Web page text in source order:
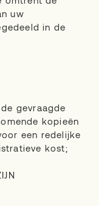
uw
in de
gevraagde
kopieën
een redelijke
kost;